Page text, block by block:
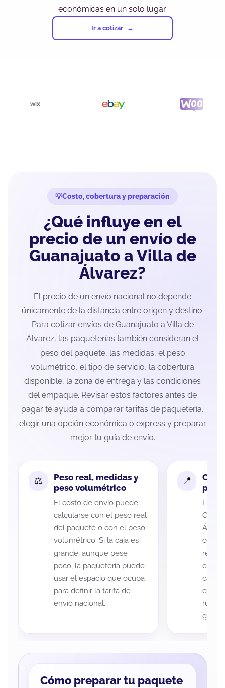
económicas en un solo lugar.
Ir a cotizar
Costo, cobertura y preparación
¿Qué influye en el
precio de un envío de
Guanajuato a Villa de
Álvarez?
El precio de un envío nacional no depende
únicamente de la distancia entre origen y destino.
Para cotizar envíos de Guanajuato a Villa de
Álvarez, las paqueterías también consideran el
peso del paquete, las medidas, el peso
volumétrico, el tipo de servicio, la cobertura
disponible, la zona de entrega y las condiciones
del empaque. Revisar estos factores antes de
pagar te ayuda a comparar tarifas de paquetería,
elegir una opción económica o express y preparar
mejor tu guía de envío.
Peso real, medidas y
peso volumétrico
El costo de envío puede
calcularse con el peso real
del paquete o con el peso
volumétrico. Si la caja es
grande, aunque pese
poco, la paquetería puede
usar el espacio que ocupa
para definir la tarifa de
envío nacional.
La
cada
es
ruta
guía
Cómo preparar tu paquete